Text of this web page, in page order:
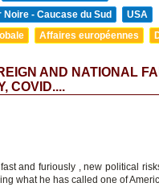
Noire - Caucase du Sud
USA
Affaires européennes
AND NATIONAL
COVID....
and furiously , new political
what he has called one of